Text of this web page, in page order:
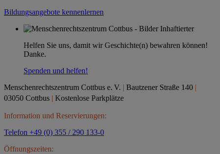
Bildungsangebote kennenlernen
Helfen Sie uns, damit wir Geschichte(n) bewahren können!
Danke.
Spenden und helfen!
Menschenrechtszentrum Cottbus e. V. | Bautzener Straße 140 |
03050 Cottbus | Kostenlose Parkplätze
Information und Reservierungen:
Telefon +49 (0) 355 / 290 133-0
Öffnungszeiten: